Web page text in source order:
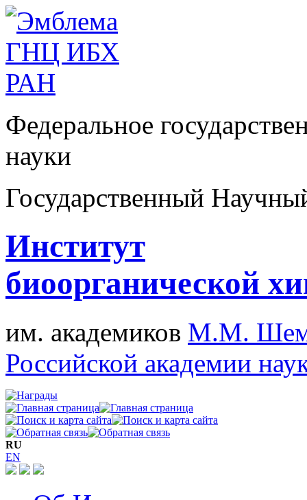
Федеральное
науки
Государственный
Институт
биоорганической
им. академиков М.М.
Российской академии
RU
EN